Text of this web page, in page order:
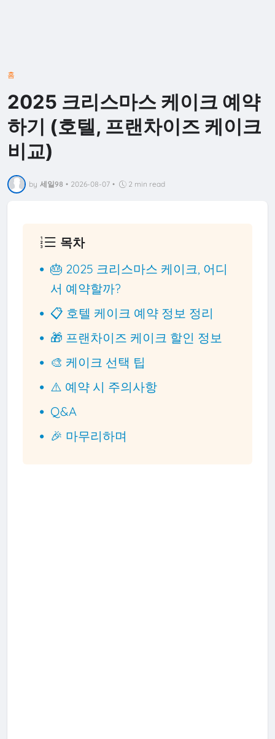
홈
2025 크리스마스 케이크 예약
하기 (호텔, 프랜차이즈 케이크
비교)
by 세일98 • 2026-08-07 • 2 min read
목차
🎂 2025 크리스마스 케이크, 어디
서 예약할까?
📋 호텔 케이크 예약 정보 정리
🎁 프랜차이즈 케이크 할인 정보
🎨 케이크 선택 팁
⚠️ 예약 시 주의사항
Q&A
🎉 마무리하며